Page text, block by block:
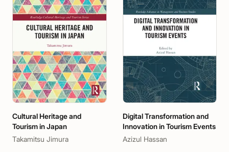
Cultural Heritage and
Tourism in Japan
Takamitsu Jimura
Digital Transformation and
Innovation in Tourism Events
Azizul Hassan